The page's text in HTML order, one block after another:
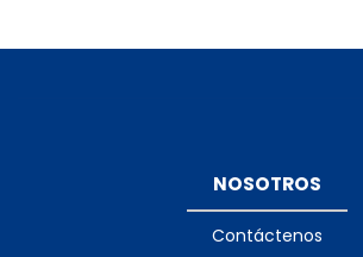
NOSOTROS
Contáctenos